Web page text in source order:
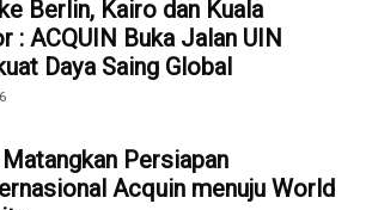
Berlin, Kairo dan Kuala
: ACQUIN Buka Jalan UIN
Daya Saing Global
Persiapan
Acquin menuju World